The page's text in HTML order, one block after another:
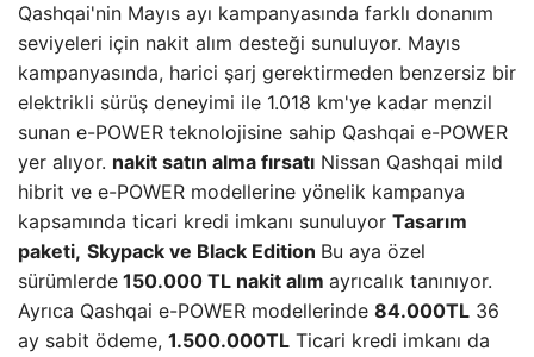
Qashqai'nin Mayıs ayı kampanyasında farklı donanım
seviyeleri için nakit alım desteği sunuluyor. Mayıs
kampanyasında, harici şarj gerektirmeden benzersiz bir
elektrikli sürüş deneyimi ile 1.018 km'ye kadar menzil
sunan e-POWER teknolojisine sahip Qashqai e-POWER
yer alıyor. nakit satın alma fırsatı Nissan Qashqai mild
hibrit ve e-POWER modellerine yönelik kampanya
kapsamında ticari kredi imkanı sunuluyor Tasarım
paketi, Skypack ve Black Edition Bu aya özel
sürümlerde 150.000 TL nakit alım ayrıcalık tanınıyor.
Ayrıca Qashqai e-POWER modellerinde 84.000TL 36
ay sabit ödeme, 1.500.000TL Ticari kredi imkanı da